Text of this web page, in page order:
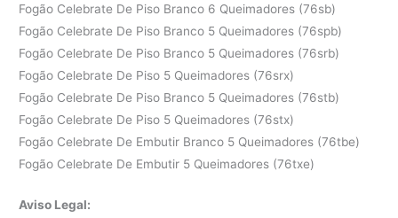
Fogão Celebrate De Piso Branco 6 Queimadores (76sb)
Fogão Celebrate De Piso Branco 5 Queimadores (76spb)
Fogão Celebrate De Piso Branco 5 Queimadores (76srb)
Fogão Celebrate De Piso 5 Queimadores (76srx)
Fogão Celebrate De Piso Branco 5 Queimadores (76stb)
Fogão Celebrate De Piso 5 Queimadores (76stx)
Fogão Celebrate De Embutir Branco 5 Queimadores (76tbe)
Fogão Celebrate De Embutir 5 Queimadores (76txe)
Aviso Legal: